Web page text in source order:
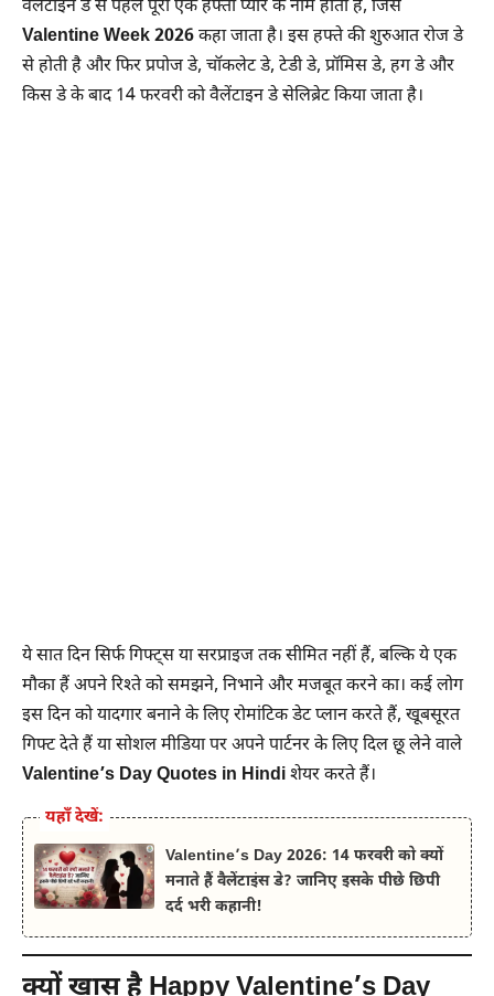
वैलेंटाइन डे से पहले पूरा एक हफ्ता प्यार के नाम होता है, जिसे
Valentine Week 2026कहा जाता है। इस हफ्ते की शुरुआत रोज डे
से होती है और फिर प्रपोज डे, चॉकलेट डे, टेडी डे, प्रॉमिस डे, हग डे और
किस डे के बाद 14 फरवरी को वैलेंटाइन डे सेलिब्रेट किया जाता है।
ये सात दिन सिर्फ गिफ्ट्स या सरप्राइज तक सीमित नहीं हैं, बल्कि ये एक
मौका हैं अपने रिश्ते को समझने, निभाने और मजबूत करने का। कई लोग
इस दिन को यादगार बनाने के लिए रोमांटिक डेट प्लान करते हैं, खूबसूरत
गिफ्ट देते हैं या सोशल मीडिया पर अपने पार्टनर के लिए दिल छू लेने वाले
Valentine’s Day Quotes in Hindiशेयर करते हैं।
यहाँ देखें:
Valentine’s Day 2026: 14 फरवरी को क्यों
मनाते हैं वैलेंटाइंस डे? जानिए इसके पीछे छिपी
दर्द भरी कहानी!
क्यों खास है Happy Valentine’s Day